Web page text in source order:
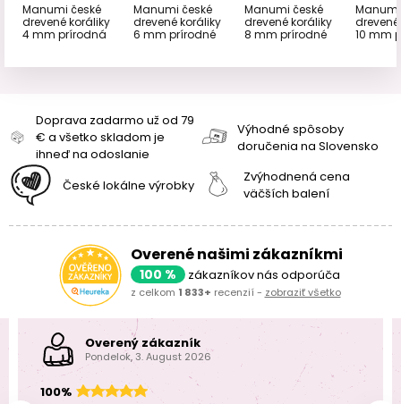
Manumi české
drevené koráliky
4 mm prírodná
Manumi české
drevené koráliky
6 mm prírodné
Manumi české
drevené koráliky
8 mm prírodné
10 mm
Doprava zadarmo už od 79
€ a všetko skladom je
ihneď na odoslanie
Výhodné spôsoby
doručenia na Slovensko
České lokálne výrobky
Zvýhodnená cena
väčších balení
Overené našimi zákazníkmi
100 % zákazníkov nás odporúča
z celkom 1 833+ recenzií - zobraziť všetko
Overený zákazník
Pondelok, 3. August 2026
100%